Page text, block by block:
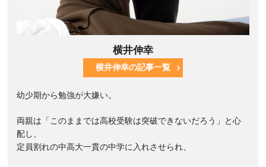
横井伸幸
横井伸幸の記事一覧
幼少期から勉強が大嫌い。
両親は「このままでは高校受験は突破できないだろう」と心
配し、
定員割れの中高大一貫の中学に入れさせられ、